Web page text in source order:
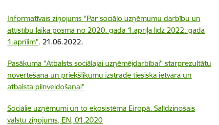
Informatīvais ziņojums "Par sociālo uzņēmumu darbību un
attīstību laika posmā no 2020. gada 1.aprīļa līdz 2022. gada
1.aprīlim". 21.06.2022.
Pasākuma "Atbalsts sociālajai uzņēmējdarbībai" starprezultātu
novērtēšana un priekšlikumu izstrāde tiesiskā ietvara un
atbalsta pilnveidošanai"
Sociālie uzņēmumi un to ekosistēma Eiropā. Salīdzinošais
valstu ziņojums, EN, 01.2020